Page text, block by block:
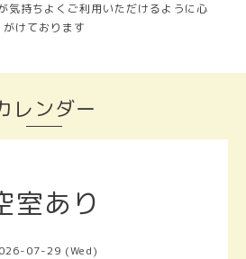
気持ちよくご利用いただけるように心
がけております
レンダー
室あり
07-29 (Wed)